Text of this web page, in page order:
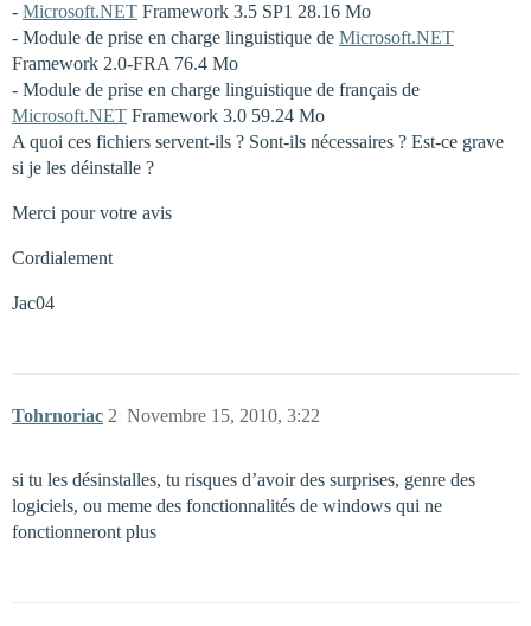
- Microsoft.NET Framework 3.5 SP1 28.16 Mo
- Module de prise en charge linguistique de Microsoft.NET
Framework 2.0-FRA 76.4 Mo
- Module de prise en charge linguistique de français de
Microsoft.NET Framework 3.0 59.24 Mo
A quoi ces fichiers servent-ils ? Sont-ils nécessaires ? Est-ce grave
si je les déinstalle ?
Merci pour votre avis
Cordialement
Jac04
Tohrnoriac Novembre 15, 2010, 3:22
2
si tu les désinstalles, tu risques d’avoir des surprises, genre des
logiciels, ou meme des fonctionnalités de windows qui ne
fonctionneront plus